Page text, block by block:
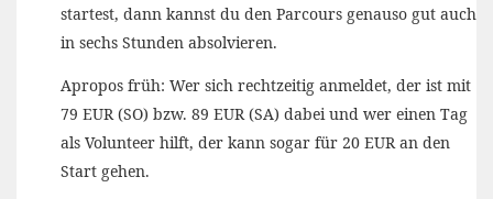
startest, dann kannst du den Parcours genauso gut auch
in sechs Stunden absolvieren.
Apropos früh: Wer sich rechtzeitig anmeldet, der ist mit
79 EUR (SO) bzw. 89 EUR (SA) dabei und wer einen Tag
als Volunteer hilft, der kann sogar für 20 EUR an den
Start gehen.